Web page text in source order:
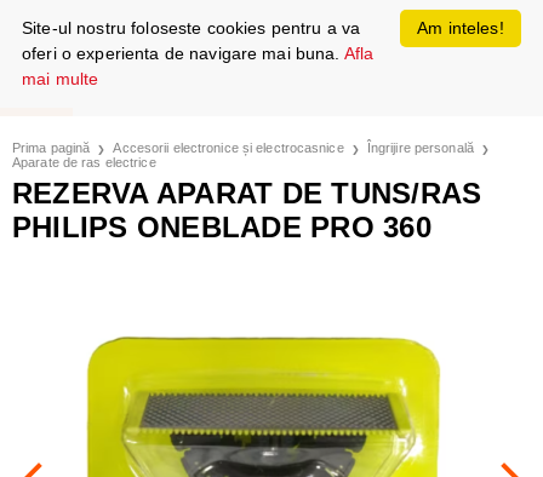
Prima pagină Accesorii electronice și electrocasnice
Îngrijire personală
Aparate de ras electrice
REZERVA APARAT DE TUNS/RAS
PHILIPS ONEBLADE PRO 360
Am inteles!
Site-ul nostru foloseste cookies pentru a va
oferi o experienta de navigare mai buna. Afla
mai multe